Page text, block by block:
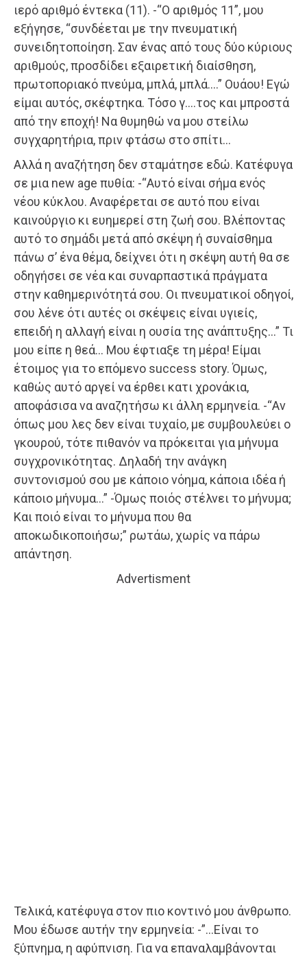
ιερό αριθμό έντεκα (11). -“Ο αριθμός 11”, μου
εξήγησε, “συνδέεται με την πνευματική
συνειδητοποίηση. Σαν ένας από τους δύο κύριους
αριθμούς, προσδίδει εξαιρετική διαίσθηση,
πρωτοποριακό πνεύμα, μπλά, μπλά….” Ουάου! Εγώ
είμαι αυτός, σκέφτηκα. Τόσο γ….τος και μπροστά
από την εποχή! Να θυμηθώ να μου στείλω
συγχαρητήρια, πριν φτάσω στο σπίτι…
Αλλά η αναζήτηση δεν σταμάτησε εδώ. Κατέφυγα
σε μια new age πυθία: -“Αυτό είναι σήμα ενός
νέου κύκλου. Αναφέρεται σε αυτό που είναι
καινούργιο κι ευημερεί στη ζωή σου. Βλέποντας
αυτό το σημάδι μετά από σκέψη ή συναίσθημα
πάνω σ’ ένα θέμα, δείχνει ότι η σκέψη αυτή θα σε
οδηγήσει σε νέα και συναρπαστικά πράγματα
στην καθημερινότητά σου. Οι πνευματικοί οδηγοί,
σου λένε ότι αυτές οι σκέψεις είναι υγιείς,
επειδή η αλλαγή είναι η ουσία της ανάπτυξης…” Τι
μου είπε η θεά… Μου έφτιαξε τη μέρα! Είμαι
έτοιμος για το επόμενο success story. Όμως,
καθώς αυτό αργεί να έρθει κατι χρονάκια,
αποφάσισα να αναζητήσω κι άλλη ερμηνεία. -“Αν
όπως μου λες δεν είναι τυχαίο, με συμβουλεύει ο
γκουρού, τότε πιθανόν να πρόκειται για μήνυμα
συγχρονικότητας. Δηλαδή την ανάγκη
συντονισμού σου με κάποιο νόημα, κάποια ιδέα ή
κάποιο μήνυμα…” -Όμως ποιός στέλνει το μήνυμα;
Και ποιό είναι το μήνυμα που θα
αποκωδικοποιήσω;” ρωτάω, χωρίς να πάρω
απάντηση.
Advertisment
Τελικά, κατέφυγα στον πιο κοντινό μου άνθρωπο.
Μου έδωσε αυτήν την ερμηνεία: -”…Είναι το
ξύπνημα, η αφύπνιση. Για να επαναλαμβάνονται